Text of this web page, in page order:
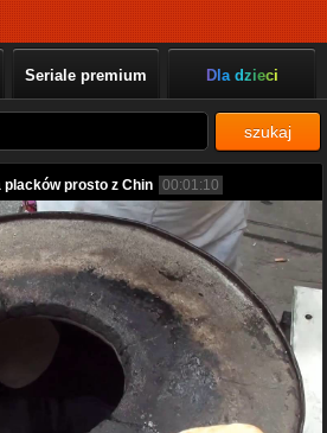
Seriale premium Dla dzieci
szukaj
prosto z Chin 00:01:10